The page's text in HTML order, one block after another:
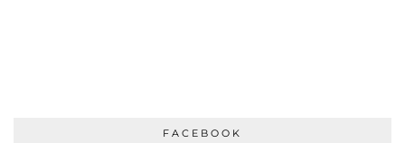
FACEBOOK